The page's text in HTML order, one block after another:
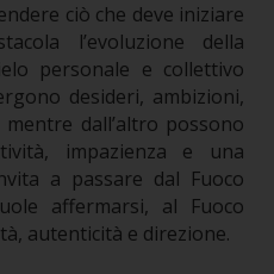
ciò che deve iniziare
l’evoluzione della
personale e collettivo
desideri, ambizioni,
dall’altro possono
impazienza e una
a passare dal Fuoco
affermarsi, al Fuoco
autenticità e direzione.